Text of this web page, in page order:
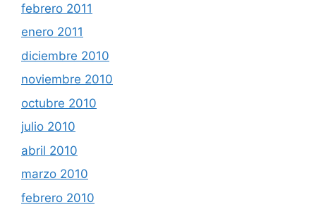
febrero 2011
enero 2011
diciembre 2010
noviembre 2010
octubre 2010
julio 2010
abril 2010
marzo 2010
febrero 2010